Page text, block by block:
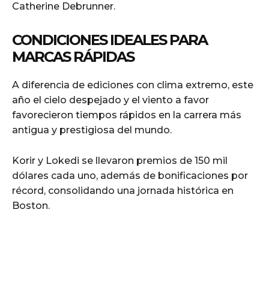
Catherine Debrunner.
CONDICIONES IDEALES PARA
MARCAS RÁPIDAS
A diferencia de ediciones con clima extremo, este
año el cielo despejado y el viento a favor
favorecieron tiempos rápidos en la carrera más
antigua y prestigiosa del mundo.
Korir y Lokedi se llevaron premios de 150 mil
dólares cada uno, además de bonificaciones por
récord, consolidando una jornada histórica en
Boston.